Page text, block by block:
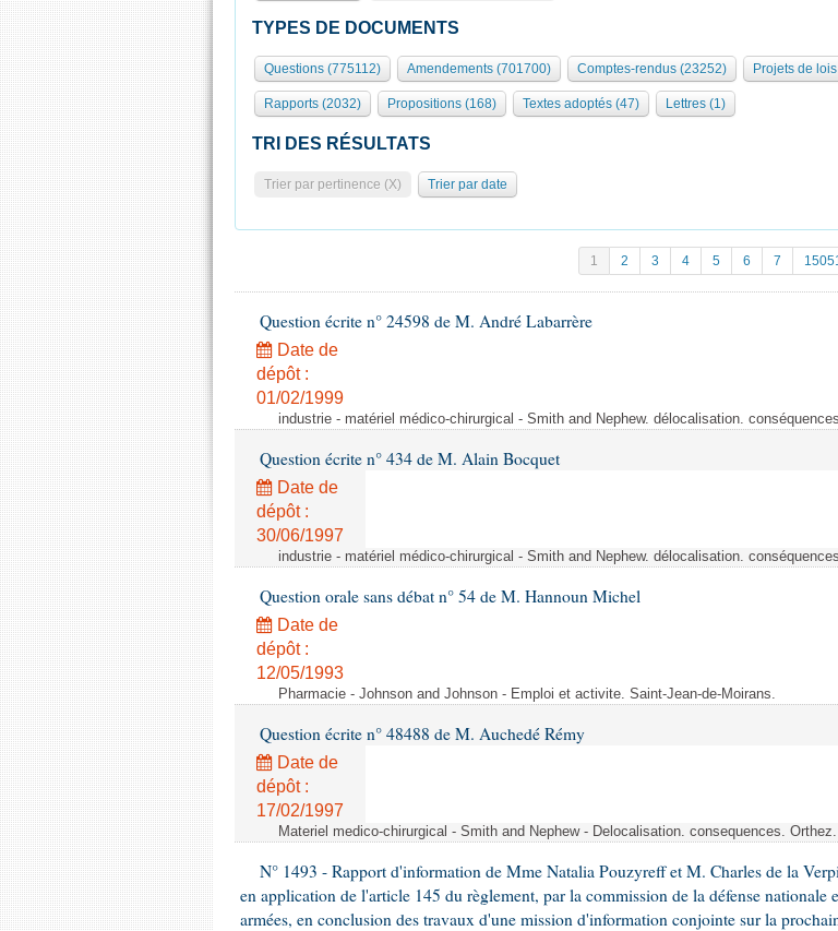
TYPES DE DOCUMENTS
Questions (775112) Amendements (701700) Comptes-rendus (23252) Projets de
Rapports (2032) Propositions (168) Textes adoptés (47) Lettres (1)
TRI DES RÉSULTATS
Trier par pertinence (X) Trier par date
1 2 3 4 5 6 7
Question écrite n° 24598 de M. André Labarrère
Date de
dépôt :
01/02/1999
industrie - matériel médico-chirurgical - Smith and Nephew. délocalisation.
Question écrite n° 434 de M. Alain Bocquet
Date de
dépôt :
30/06/1997
industrie - matériel médico-chirurgical - Smith and Nephew. délocalisation.
Question orale sans débat n° 54 de M. Hannoun Michel
Date de
dépôt :
12/05/1993
Pharmacie - Johnson and Johnson - Emploi et activite. Saint-Jean-de-Moirans.
Question écrite n° 48488 de M. Auchedé Rémy
Date de
dépôt :
17/02/1997
Materiel medico-chirurgical - Smith and Nephew - Delocalisation. consequences. Orthez.
N° 1493 - Rapport d'information de Mme Natalia Pouzyreff et M. Charles de la
en application de l'article 145 du règlement, par la commission de la défense nationale
armées, en conclusion des travaux d'une mission d'information conjointe sur la